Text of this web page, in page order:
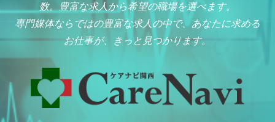
数。豊富な求人から希望の職場を選べます。
専門媒体ならではの豊富な求人の中で、あなたに求める
お仕事が、きっと見つかります。